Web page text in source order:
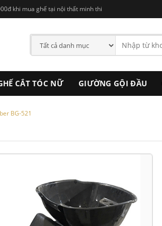
khi mua ghế tại nội thất minh thi
CẮT TÓC NỮ GIƯỜNG GỘI ĐẦU
BG-521